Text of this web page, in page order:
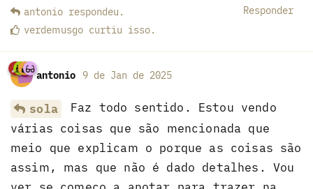
Responder
antonio respondeu .
verdemusgo curtiu isso.
antonio 9 de Jan de 2025
sola
Faz todo sentido. Estou vendo
várias coisas que são mencionada que
meio que explicam o porque as coisas são
assim, mas que não é dado detalhes. Vou